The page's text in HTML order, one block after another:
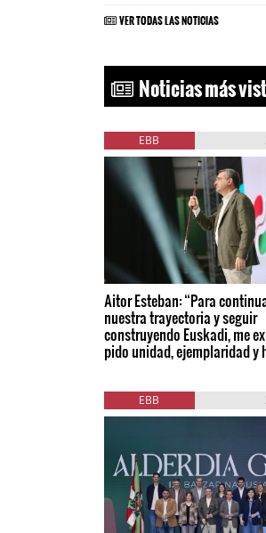
VER TODAS LAS NOTICIAS
Noticias más
EBB
Aitor Esteban: “Para
nuestra trayectoria y seguir
construyendo Euskadi, me
pido unidad, ejemplaridad y
EBB